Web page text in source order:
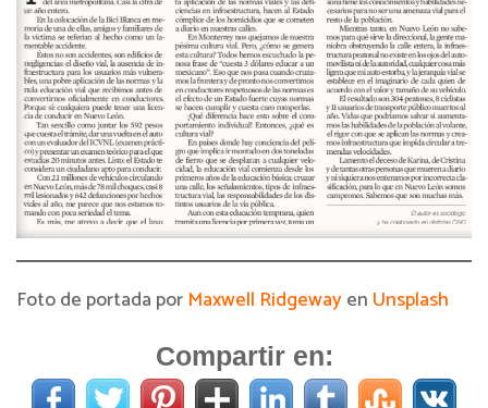
Foto de portada por Maxwell Ridgewayen Unsplash
Compartir en: